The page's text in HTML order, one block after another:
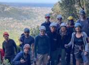
r
é
s
e
n
t
a